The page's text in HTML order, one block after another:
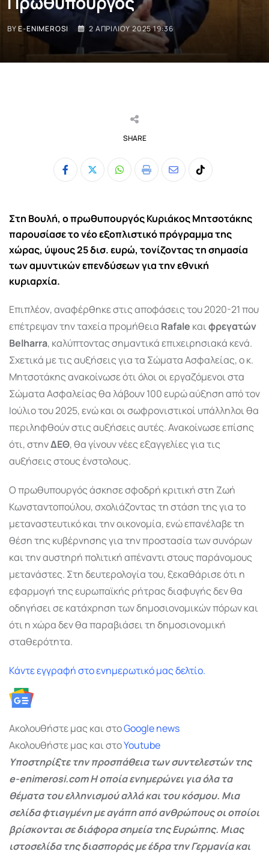
BYE-ENIMEROSI 2 ΑΠΡΙΛΊΟΥ 2025 19:36
SHARE
Whatsapp
Print
ShareTiktok
Στη Βουλή, ο πρωθυπουργός Κυριάκος Μητσοτάκης
παρουσίασε το νέο εξοπλιστικό πρόγραμμα της
χώρας, ύψους 25 δισ. ευρώ, τονίζοντας τη σημασία
των αμυντικών επενδύσεων για την εθνική
κυριαρχία.
Επιπλέον, αναφέρθηκε στις αποφάσεις του 2020-21 που
επέτρεψαν την ταχεία προμήθεια Rafale καιφρεγατών
Belharra, καλύπτοντας σημαντικά επιχειρησιακά κενά.
Σχετικά με τις αυξήσεις για τα Σώματα Ασφαλείας, ο κ.
Μητσοτάκης ανακοίνωσε ότι όλοι οι εργαζόμενοι στα
Σώματα Ασφαλείας θα λάβουν 100 ευρώ αύξηση από τον
Ιούλιο του 2025, ενώ και οι σωφρονιστικοί υπάλληλοι θα
περιληφθούν στις αυξήσεις αυτές. Ανακοίνωσε επίσης
ότι, στηνΔΕΘ, θα γίνουν νέες εξαγγελίες για τις
αυξήσεις στους ένστολους.
Ο πρωθυπουργός άσκησε σφοδρή κριτική στη Ζωή
Κωνσταντοπούλου, σχολιάζοντας τη στάση της για το
μεταναστευτικό και την οικονομία, ενώ επανέλαβε τη
θέση της κυβέρνησης για την προστασία των συνόρων
και την αυστηρή πολιτική απέναντι στους παράνομους
μετανάστες. Στη δευτερολογία του, ξεκαθάρισε ότι η
εφαρμογή της ευρωπαϊκής ρήτρας διαφυγής δεν θα
οδηγήσει σε κατάχρηση των δημοσιονομικών πόρων και
ότι η χώρα δεν θα παραβιάσει τη δημοσιονομική
σταθερότητα.
Κάντε εγγραφή στο ενημερωτικό μας δελτίο.
Ακολουθήστε μας και στοGooglenews
Ακολουθήστε μας και στοYoutube
Υποστηρίξτε την προσπάθεια των συντελεστών της
e-enimerosi.com Η οποία ενημερώνει για όλα τα
θέματα του ελληνισμού αλλά και του κόσμου. Μια
σελίδα φτιαγμένη με αγάπη από ανθρώπους οι οποίοι
βρίσκονται σε διάφορα σημεία της Ευρώπης. Μιας
ιστοσελίδα της διασποράς με έδρα την Γερμανία και